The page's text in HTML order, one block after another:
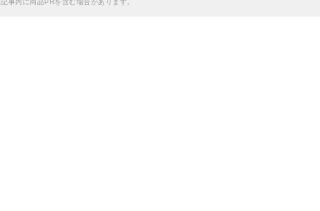
記事内に商品PRを含む場合があります。